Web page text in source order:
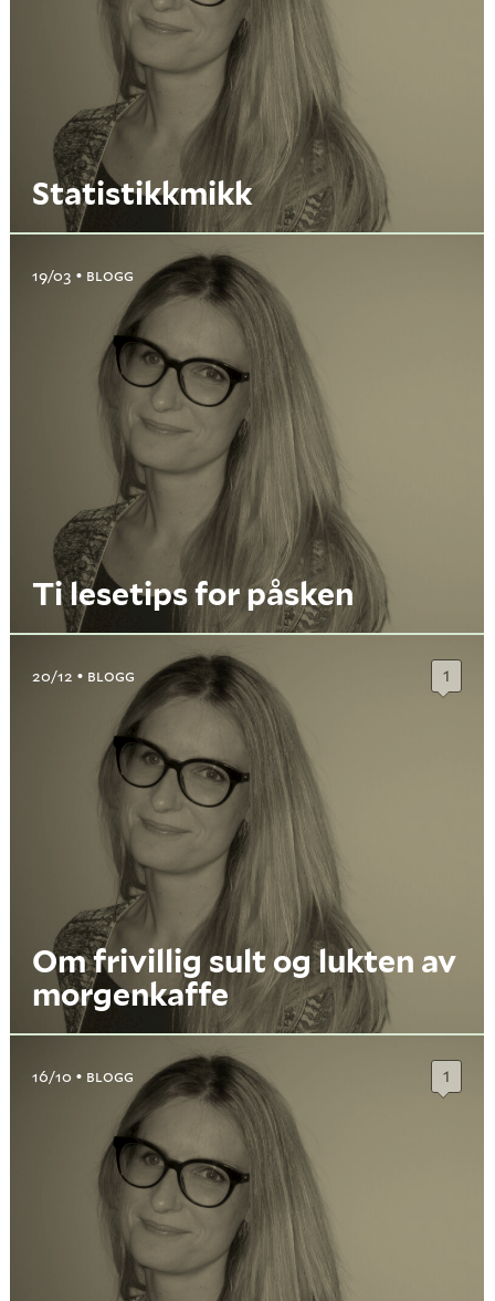
Statistikkmikk
Ti lesetips for påsken
19/03 BLOGG
Om frivillig sult og lukten av
morgenkaffe
20/12 BLOGG 1
16/10 BLOGG 1